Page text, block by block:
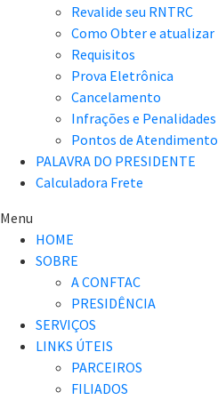
Revalide seu RNTRC
Como Obter e atualizar
Requisitos
Prova Eletrônica
Cancelamento
Infrações e Penalidades
Pontos de Atendimento
PALAVRA DO PRESIDENTE
Calculadora Frete
Menu
HOME
SOBRE
A CONFTAC
PRESIDÊNCIA
SERVIÇOS
LINKS ÚTEIS
PARCEIROS
FILIADOS